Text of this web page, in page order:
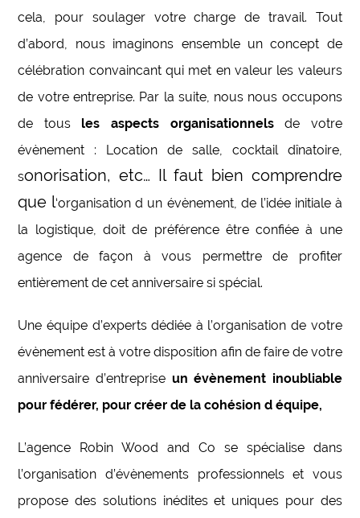
cela, pour soulager votre charge de travail. Tout
d’abord, nous imaginons ensemble un concept de
célébration convaincant qui met en valeur les valeurs
de votre entreprise. Par la suite, nous nous occupons
de tous les aspects organisationnelsde votre
évènement : Location de salle, cocktail dînatoire,
sonorisation, etc… Il faut bien comprendre
que l‘organisation d un évènement, de l’idée initiale à
la logistique, doit de préférence être confiée à une
agence de façon à vous permettre de profiter
entièrement de cet anniversaire si spécial.
Une équipe d’experts dédiée à l’organisation de votre
évènement est à votre disposition afin de faire de votre
anniversaire d’entreprise un évènement inoubliable
pour fédérer, pour créer de la cohésion d équipe,
L’agence Robin Wood and Co se spécialise dans
l’organisation d’évènements professionnels et vous
propose des solutions inédites et uniques pour des